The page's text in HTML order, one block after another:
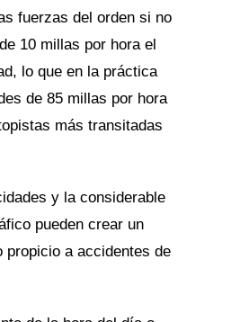
fuerzas del orden si no
10 millas por hora el
lo que en la práctica
de 85 millas por hora
más transitadas
y la considerable
pueden crear un
propicio a accidentes de